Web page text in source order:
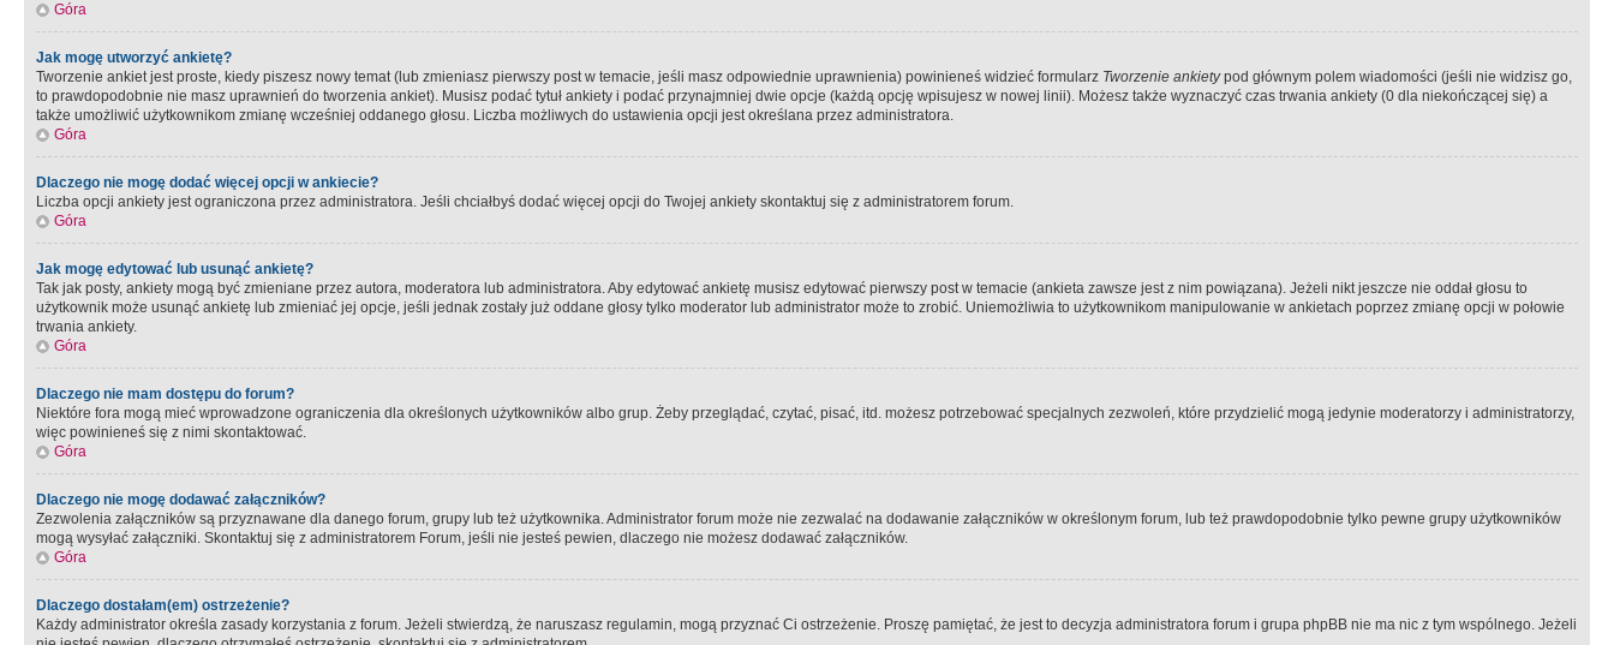
Góra
Jak mogę utworzyć ankietę?
Tworzenie ankiet jest proste, kiedy piszesz nowy temat (lub zmieniasz pierwszy post w temacie, jeśli masz odpowiednie uprawnienia) powinieneś widzieć formularz Tworzenie ankietypod głównym polem wiadomości (jeśli nie widzisz go,
to prawdopodobnie nie masz uprawnień do tworzenia ankiet). Musisz podać tytuł ankiety i podać przynajmniej dwie opcje (każdą opcję wpisujesz w nowej linii). Możesz także wyznaczyć czas trwania ankiety (0 dla niekończącej się) a
także umożliwić użytkownikom zmianę wcześniej oddanego głosu. Liczba możliwych do ustawienia opcji jest określana przez administratora.
Góra
Dlaczego nie mogę dodać więcej opcji w ankiecie?
Liczba opcji ankiety jest ograniczona przez administratora. Jeśli chciałbyś dodać więcej opcji do Twojej ankiety skontaktuj się z administratorem forum.
Góra
Jak mogę edytować lub usunąć ankietę?
Tak jak posty, ankiety mogą być zmieniane przez autora, moderatora lub administratora. Aby edytować ankietę musisz edytować pierwszy post w temacie (ankieta zawsze jest z nim powiązana). Jeżeli nikt jeszcze nie oddał głosu to
użytkownik może usunąć ankietę lub zmieniać jej opcje, jeśli jednak zostały już oddane głosy tylko moderator lub administrator może to zrobić. Uniemożliwia to użytkownikom manipulowanie w ankietach poprzez zmianę opcji w połowie
trwania ankiety.
Góra
Dlaczego nie mam dostępu do forum?
Niektóre fora mogą mieć wprowadzone ograniczenia dla określonych użytkowników albo grup. Żeby przeglądać, czytać, pisać, itd. możesz potrzebować specjalnych zezwoleń, które przydzielić mogą jedynie moderatorzy i administratorzy,
więc powinieneś się z nimi skontaktować.
Góra
Dlaczego nie mogę dodawać załączników?
Zezwolenia załączników są przyznawane dla danego forum, grupy lub też użytkownika. Administrator forum może nie zezwalać na dodawanie załączników w określonym forum, lub też prawdopodobnie tylko pewne grupy użytkowników
mogą wysyłać załączniki. Skontaktuj się z administratorem Forum, jeśli nie jesteś pewien, dlaczego nie możesz dodawać załączników.
Góra
Dlaczego dostałam(em) ostrzeżenie?
Każdy administrator określa zasady korzystania z forum. Jeżeli stwierdzą, że naruszasz regulamin, mogą przyznać Ci ostrzeżenie. Proszę pamiętać, że jest to decyzja administratora forum i grupa phpBB nie ma nic z tym wspólnego. Jeżeli